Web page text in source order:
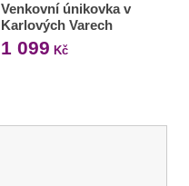
Venkovní únikovka v
Karlových Varech
1 099 Kč